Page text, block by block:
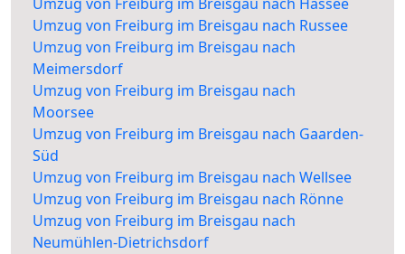
Umzug von Freiburg im Breisgau nach Russee
Umzug von Freiburg im Breisgau nach
Meimersdorf
Umzug von Freiburg im Breisgau nach
Moorsee
Umzug von Freiburg im Breisgau nach Gaarden-
Süd
Umzug von Freiburg im Breisgau nach Wellsee
Umzug von Freiburg im Breisgau nach Rönne
Umzug von Freiburg im Breisgau nach
Neumühlen-Dietrichsdorf